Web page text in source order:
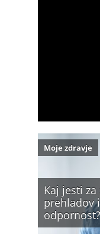
Kaj jesti
prehladov
odpornost?
Moje zdravje